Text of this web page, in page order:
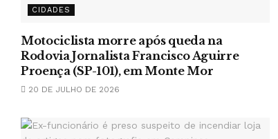
CIDADES
Motociclista morre após queda na
Rodovia Jornalista Francisco Aguirre
Proença (SP-101), em Monte Mor
20 DE JULHO DE 2026